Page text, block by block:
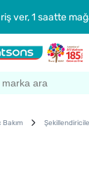
ver, 1 saatte
Bakım